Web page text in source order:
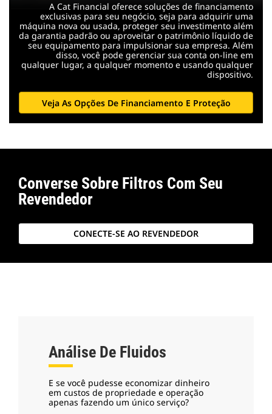
A Cat Financial oferece soluções de financiamento
exclusivas para seu negócio, seja para adquirir uma
máquina nova ou usada, proteger seu investimento além
da garantia padrão ou aproveitar o patrimônio líquido de
seu equipamento para impulsionar sua empresa. Além
disso, você pode gerenciar sua conta on-line em
qualquer lugar, a qualquer momento e usando qualquer
dispositivo.
Veja As Opções De Financiamento E Proteção
Converse Sobre Filtros Com Seu
Revendedor
CONECTE-SE AO REVENDEDOR
Análise De Fluidos
E se você pudesse economizar dinheiro
em custos de propriedade e operação
apenas fazendo um único serviço?